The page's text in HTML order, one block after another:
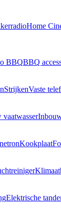
Home
BBQBBQ
StrijkenVaste
vaatwasser
Kookplaat
Elektrische